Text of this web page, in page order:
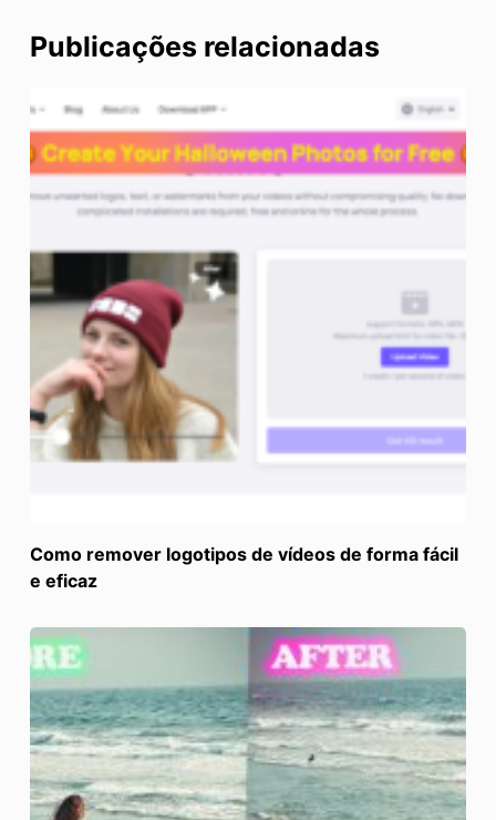
Publicações relacionadas
Como remover logotipos de vídeos de forma fácil
e eficaz